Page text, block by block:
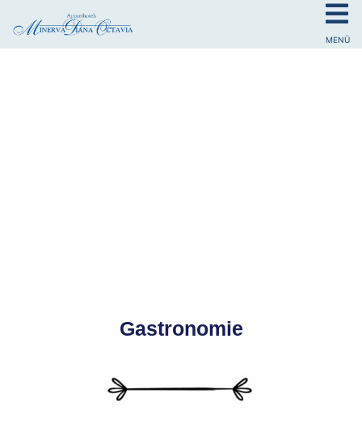
MENÜ
Gastronomie